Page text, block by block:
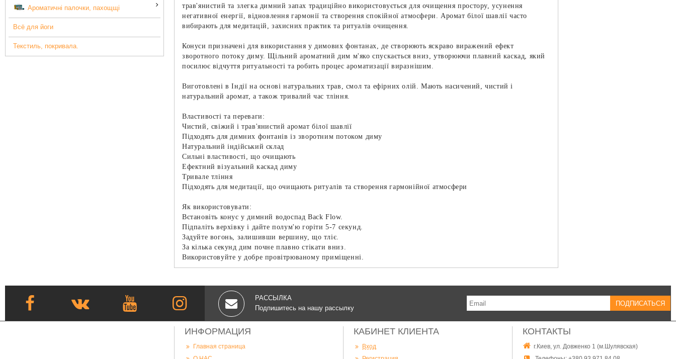
Ароматичні палочки, пахощщі
Всё для йоги
Текстиль, покривала.
трав'янистий та злегка димний запах традиційно використовується для очищення простору, усунення
негативної енергії, відновлення гармонії та створення спокійної атмосфери. Аромат білої шавлії часто
вибирають для медитацій, захисних практик та ритуалів очищення.
Конуси призначені для використання у димових фонтанах, де створюють яскраво виражений ефект
зворотного потоку диму. Щільний ароматний дим м'яко спускається вниз, утворюючи плавний каскад, який
посилює відчуття ритуальності та робить процес ароматизації виразнішим.
Виготовлені в Індії на основі натуральних трав, смол та ефірних олій. Мають насичений, чистий і
натуральний аромат, а також тривалий час тління.
Властивості та переваги:
Чистий, свіжий і трав'янистий аромат білої шавлії
Підходять для димних фонтанів із зворотним потоком диму
Натуральний індійський склад
Сильні властивості, що очищають
Ефектний візуальний каскад диму
Тривале тління
Підходять для медитації, що очищають ритуалів та створення гармонійної атмосфери
Як використовувати:
Встановіть конус у димний водоспад Back Flow.
Підпаліть верхівку і дайте полум'ю горіти 5-7 секунд.
Задуйте вогонь, залишивши вершину, що тліє.
За кілька секунд дим почне плавно стікати вниз.
Використовуйте у добре провітрюваному приміщенні.
РАССЫЛКА
Подпишитесь на нашу рассылку
ИНФОРМАЦИЯ
Главная страница
КАБИНЕТ КЛИЕНТА
Вход
КОНТАКТЫ
г.Киев, ул. Довженко 1 (м.Шулявская)